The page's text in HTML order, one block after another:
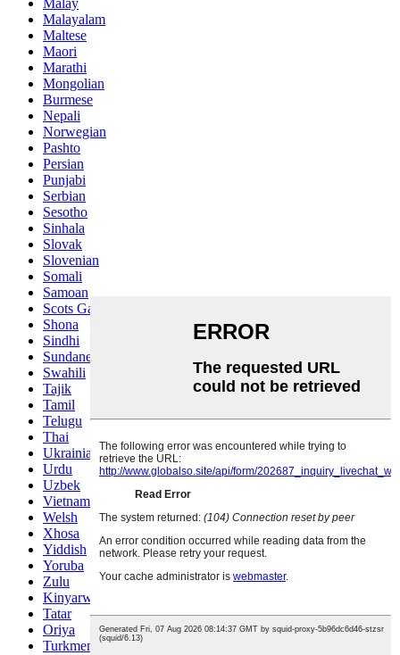
Malayalam
Maltese
Maori
Marathi
Mongolian
Burmese
Nepali
Norwegian
Pashto
Persian
Punjabi
Serbian
Sesotho
Sinhala
Slovak
Slovenian
Somali
Samoan
Scots Gaelic
Shona
Sindhi
Sundanese
Swahili
Tajik
Tamil
Telugu
Thai
Ukrainian
Urdu
Uzbek
Vietnamese
Welsh
Xhosa
Yiddish
Yoruba
Zulu
Kinyarwanda
Tatar
Oriya
Turkmen